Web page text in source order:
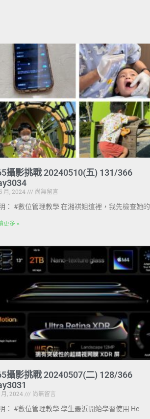
攝影挑戰 20240510(五) 131/366
月, 2024
尚無留言
： #數位管理教學 在湘祺姐這裡，我先檢查她的
更多 »
攝影挑戰 20240507(二) 128/366
, 2024
尚無留言
： #數位管理教學 學生最近開始學習使用 He